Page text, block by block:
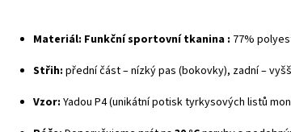
Materiál: Funkční sportovní tkanina : 77%
Střih: přední část – nízký pas (bokovky), zadní –
Vzor: Yadou P4 (unikátní potisk tyrkysových listů